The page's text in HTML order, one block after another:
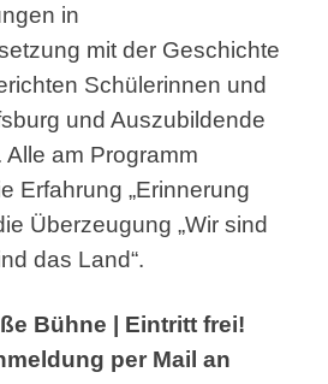
in
mit der Geschichte
Schülerinnen und
und Auszubildende
Alle am Programm
Erfahrung „Erinnerung
Überzeugung „Wir sind
das Land“.
Bühne | Eintritt frei!
per Mail an